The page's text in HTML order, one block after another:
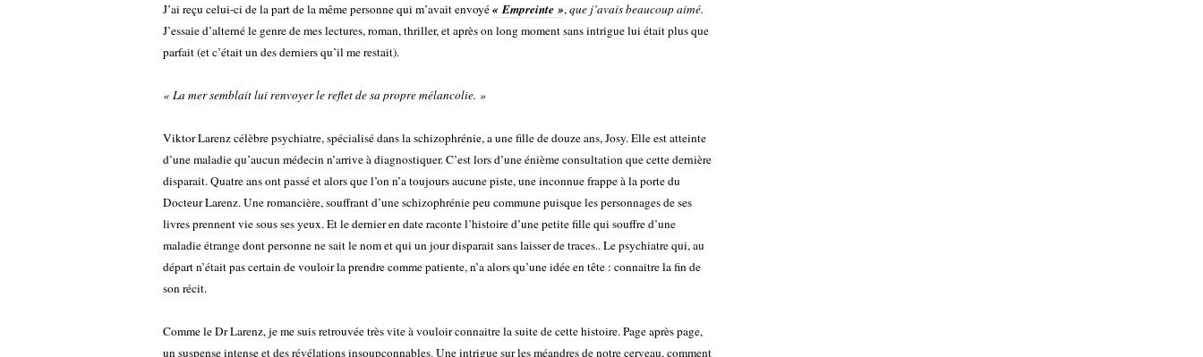
J’ai reçu celui-ci de la part de la même personne qui m’avait envoyé« Empreinte »,que j’avais beaucoup aimé.
J’essaie d’alterné le genre de mes lectures, roman, thriller, et après on long moment sans intrigue lui était plus que
parfait (et c’était un des derniers qu’il me restait).
« La mer semblait lui renvoyer le reflet de sa propre mélancolie. »
Viktor Larenz célèbre psychiatre, spécialisé dans la schizophrénie, a une fille de douze ans, Josy. Elle est atteinte
d’une maladie qu’aucun médecin n’arrive à diagnostiquer. C’est lors d’une énième consultation que cette dernière
disparait. Quatre ans ont passé et alors que l’on n’a toujours aucune piste, une inconnue frappe à la porte du
Docteur Larenz. Une romancière, souffrant d’une schizophrénie peu commune puisque les personnages de ses
livres prennent vie sous ses yeux. Et le dernier en date raconte l’histoire d’une petite fille qui souffre d’une
maladie étrange dont personne ne sait le nom et qui un jour disparait sans laisser de traces.. Le psychiatre qui, au
départ n’était pas certain de vouloir la prendre comme patiente, n’a alors qu’une idée en tête : connaitre la fin de
son récit.
Comme le Dr Larenz, je me suis retrouvée très vite à vouloir connaitre la suite de cette histoire. Page après page,
un suspense intense et des révélations insoupçonnables. Une intrigue sur les méandres de notre cerveau, comment